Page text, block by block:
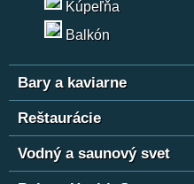
Kúpeľňa
Balkón
Bary a kaviarne
Reštaurácie
Vodný a saunový svet